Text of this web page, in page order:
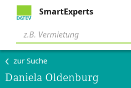
SmartExperts
zur Suche
Daniela Oldenburg